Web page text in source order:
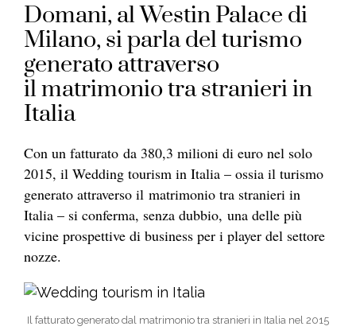
Domani, al Westin Palace di
Milano, si parla del turismo
generato attraverso
il matrimonio tra stranieri in
Italia
Con un fatturato da 380,3 milioni di euro nel solo
2015, il Wedding tourism in Italia – ossia il turismo
generato attraverso il matrimonio tra stranieri in
Italia – si conferma, senza dubbio, una delle più
vicine prospettive di business per i player del settore
nozze.
Il fatturato generato dal matrimonio tra stranieri in Italia nel 2015